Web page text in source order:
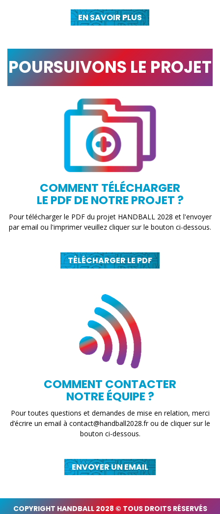
EN SAVOIR PLUS
POURSUIVONS LE PROJET
COMMENT TÉLÉCHARGER
LE PDF DE NOTRE PROJET ?
Pour télécharger le PDF du projet HANDBALL 2028 et l'envoyer
par email ou l'imprimer veuillez cliquer sur le bouton ci-dessous.
TÉLÉCHARGER LE PDF
COMMENT CONTACTER
NOTRE ÉQUIPE ?
Pour toutes questions et demandes de mise en relation, merci
d’écrire un email à contact@handball2028.frou de cliquer sur le
bouton ci-dessous.
ENVOYER UN EMAIL
COPYRIGHT HANDBALL 2028 © TOUS DROITS RÉSERVÉS